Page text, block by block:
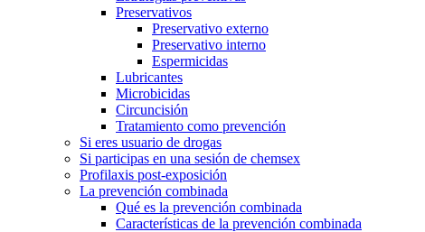
Preservativos
Preservativo externo
Preservativo interno
Espermicidas
Lubricantes
Microbicidas
Circuncisión
Tratamiento como prevención
Si eres usuario de drogas
Si participas en una sesión de chemsex
Profilaxis post-exposición
La prevención combinada
Qué es la prevención combinada
Características de la prevención combinada